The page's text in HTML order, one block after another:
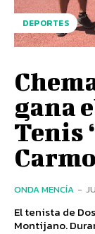
DEPORTES
gana
Tenis
ONDA MENCÍA -
El tenista de
Montijano.